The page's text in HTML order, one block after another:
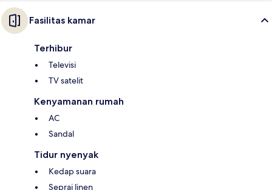
Fasilitas kamar
Terhibur
Televisi
TV satelit
Kenyamanan rumah
AC
Sandal
Tidur nyenyak
Kedap suara
Seprai linen